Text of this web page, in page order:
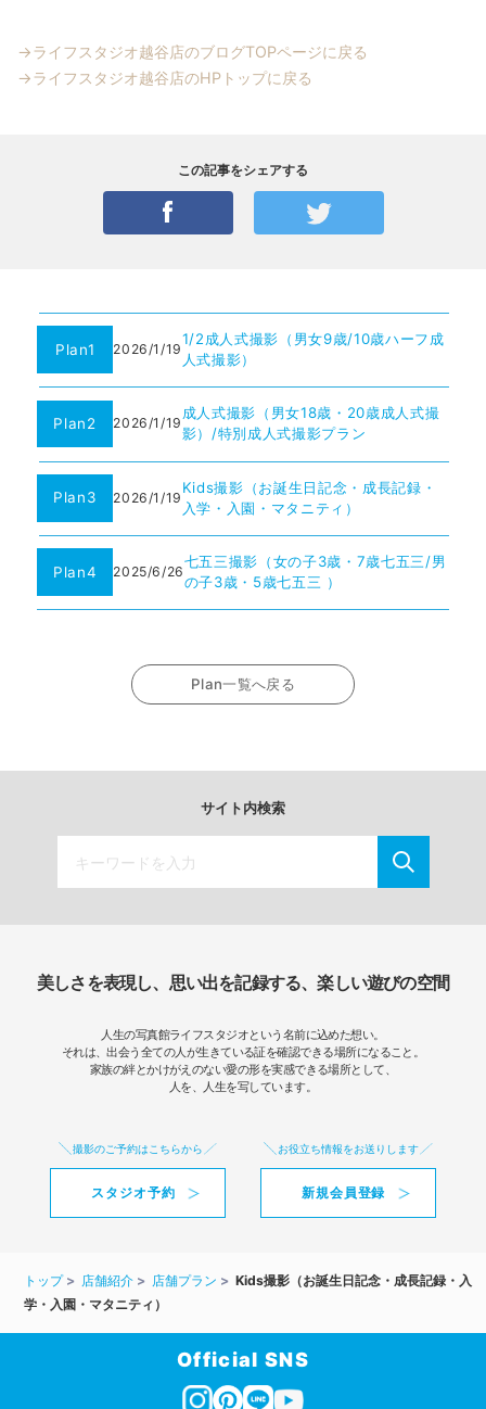
→ライフスタジオ越谷店のブログTOPページに戻る
→ライフスタジオ越谷店のHPトップに戻る
この記事をシェアする
Plan1 2026/1/19
1/2成人式撮影（男女9歳/10歳ハーフ成
人式撮影）
Plan2 2026/1/19
成人式撮影（男女18歳・20歳成人式撮
影）/特別成人式撮影プラン
Plan3 2026/1/19
Kids撮影（お誕生日記念・成長記録・
入学・入園・マタニティ）
Plan4 2025/6/26
七五三撮影（女の子3歳・7歳七五三/男
の子3歳・5歳七五三 ）
Plan一覧へ戻る
サイト内検索
美しさを表現し、思い出を記録する、楽しい遊びの空間
人生の写真館ライフスタジオという名前に込めた想い。
それは、出会う全ての人が生きている証を確認できる場所になること。
家族の絆とかけがえのない愛の形を実感できる場所として、
人を、人生を写しています。
撮影のご予約はこちらから
スタジオ予約
お役立ち情報をお送りします
新規会員登録
トップ 店舗紹介 店舗プラン
Kids撮影（お誕生日記念・成長記録・入
学・入園・マタニティ）
Official SNS